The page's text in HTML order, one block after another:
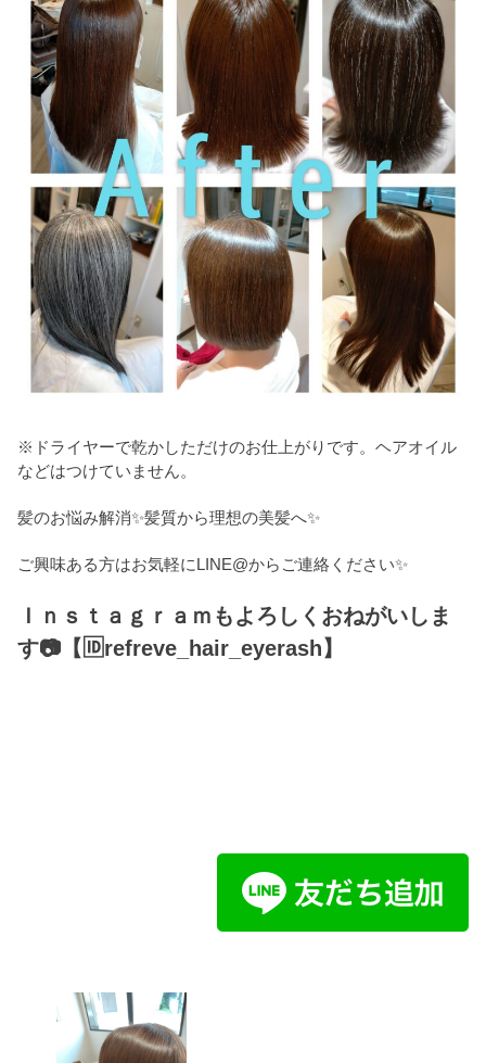
※ドライヤーで乾かしただけのお仕上がりです。ヘアオイル
などはつけていません。
髪のお悩み解消✨髪質から理想の美髪へ✨
ご興味ある方はお気軽にLINE@からご連絡ください✨
Ｉｎｓｔａｇｒａｍもよろしくおねがいしま
す📷【🆔refreve_hair_eyerash】